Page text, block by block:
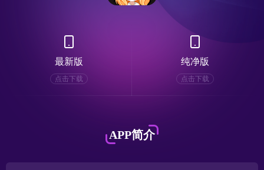
最新版
点击下载
纯净版
点击下载
APP简介